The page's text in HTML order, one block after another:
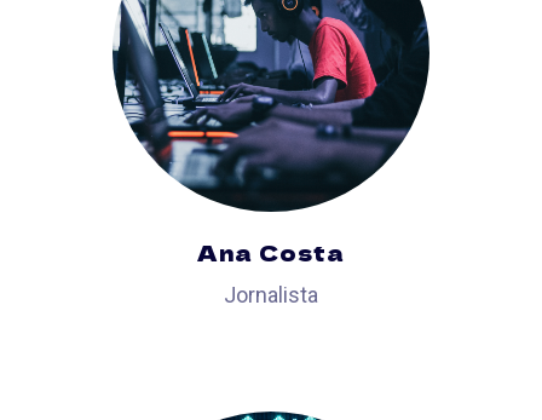
Ana Costa
Jornalista